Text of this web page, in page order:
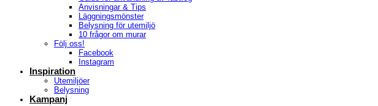
Anvisningar & Tips
Läggningsmönster
Belysning för utemiljö
10 frågor om murar
Följ oss!
Facebook
Instagram
Inspiration
Utemiljöer
Belysning
Kampanj